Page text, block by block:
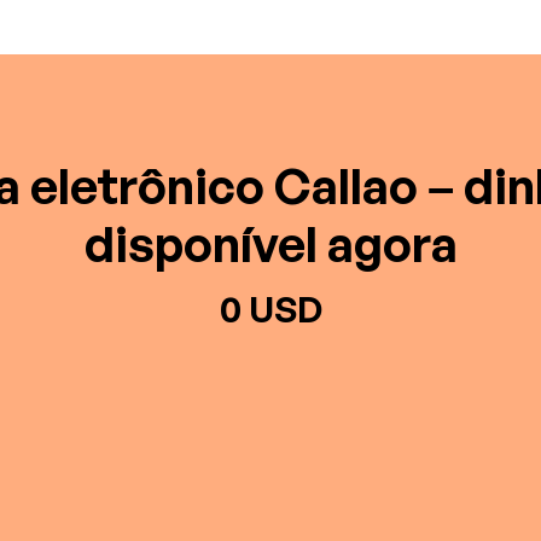
eletrônico Callao –
disponível agora
0 USD